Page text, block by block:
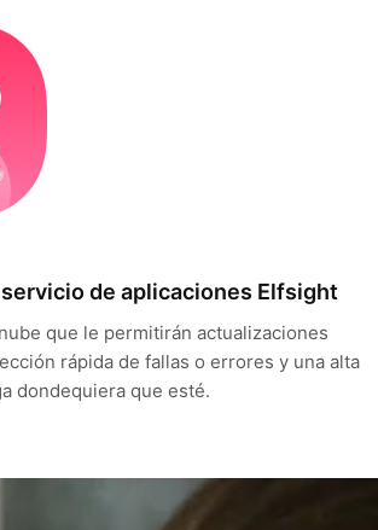
de aplicaciones Elfsight
que le permitirán actualizaciones
rápida de fallas o errores y una alta
dondequiera que esté.